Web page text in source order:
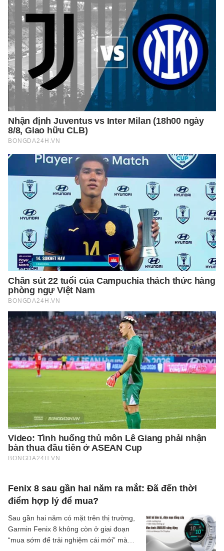
Fenix 8 sau gần hai năm ra mắt: Đã đến thời
điểm hợp lý để mua?
Sau gần hai năm có mặt trên thị trường,
Garmin Fenix 8 không còn ở giai đoạn
“mua sớm để trải nghiệm cái mới” mà